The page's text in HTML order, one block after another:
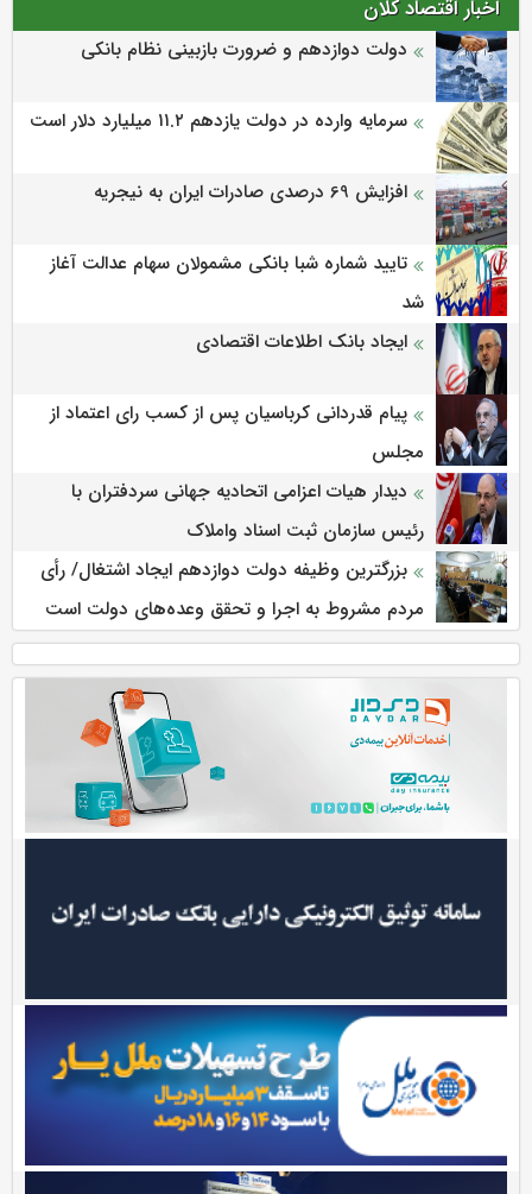
اخبار اقتصاد کلان
دولت دوازدهم و ضرورت بازبینی نظام بانکی
سرمایه وارده در دولت یازدهم ۱۱.۲ میلیارد دلار است
افزایش 69 درصدی صادرات ایران به نیجریه
تایید شماره شبا بانکی مشمولان سهام عدالت آغاز
شد
ایجاد بانک اطلاعات اقتصادی
پیام قدردانی کرباسیان پس از کسب رای اعتماد از
مجلس
دیدار هیات اعزامی اتحادیه جهانی سردفتران با
رئیس سازمان ثبت اسناد واملاک
بزرگترین وظیفه دولت دوازدهم ایجاد اشتغال/ رأی
مردم مشروط به اجرا و تحقق وعده‌های دولت است